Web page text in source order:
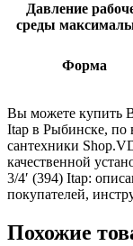
Давление
среды
Форма
Вы можете купить
Itap в Рыбинске, по
сантехники
качественной
3/4′ (394) Itap:
покупателей,
Похожие